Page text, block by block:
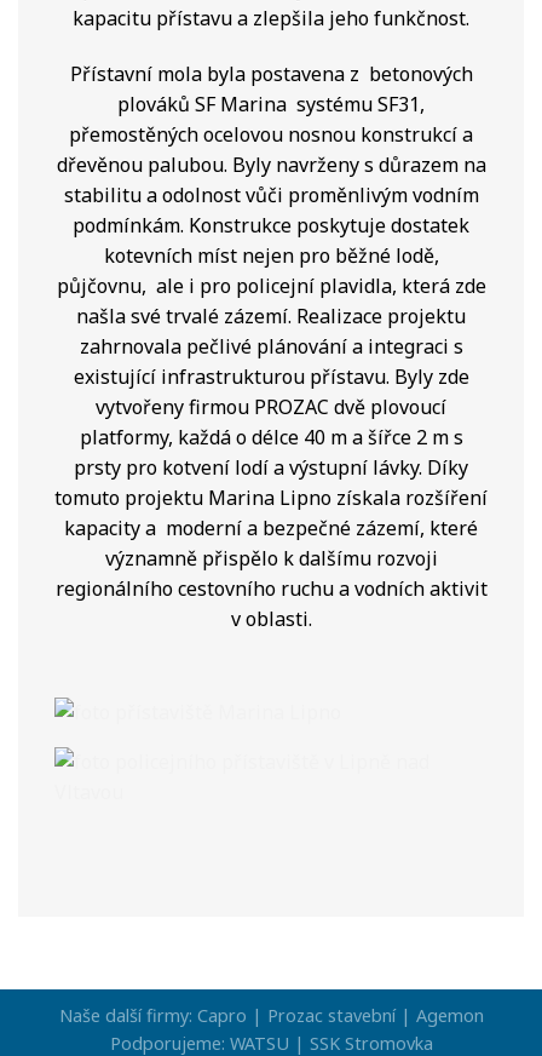
kapacitu přístavu a zlepšila jeho funkčnost.
Přístavní mola byla postavena z betonových
plováků SF Marina systému SF31,
přemostěných ocelovou nosnou konstrukcí a
dřevěnou palubou. Byly navrženy s důrazem na
stabilitu a odolnost vůči proměnlivým vodním
podmínkám. Konstrukce poskytuje dostatek
kotevních míst nejen pro běžné lodě,
půjčovnu, ale i pro policejní plavidla, která zde
našla své trvalé zázemí. Realizace projektu
zahrnovala pečlivé plánování a integraci s
existující infrastrukturou přístavu. Byly zde
vytvořeny firmou PROZAC dvě plovoucí
platformy, každá o délce 40 m a šířce 2 m s
prsty pro kotvení lodí a výstupní lávky. Díky
tomuto projektu Marina Lipno získala rozšíření
kapacity a moderní a bezpečné zázemí, které
významně přispělo k dalšímu rozvoji
regionálního cestovního ruchu a vodních aktivit
v oblasti.
Naše další firmy: Capro | Prozac stavební | Agemon
Podporujeme: WATSU | SSK Stromovka